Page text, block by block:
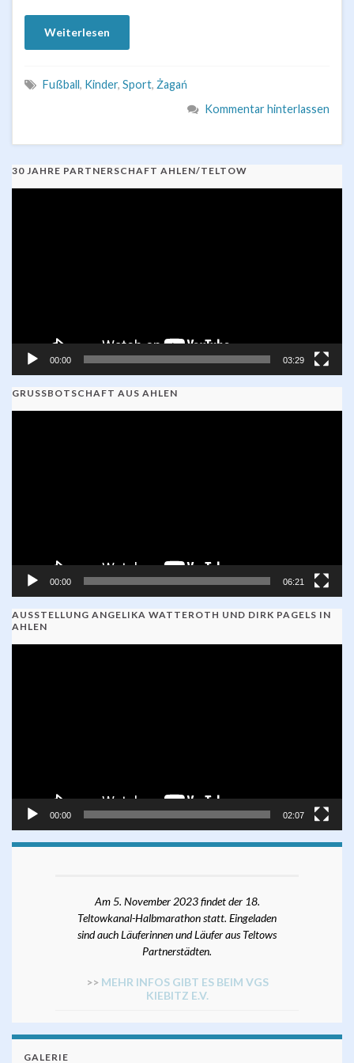
Weiterlesen
Fußball, Kinder, Sport, Żagań
Kommentar hinterlassen
30 JAHRE PARTNERSCHAFT AHLEN/TELTOW
00:00 03:29
GRUSSBOTSCHAFT AUS AHLEN
00:00 06:21
AUSSTELLUNG ANGELIKA WATTEROTH UND DIRK PAGELS IN
AHLEN
00:00 02:07
Am 5. November 2023 findet der 18.
Teltowkanal-Halbmarathon statt. Eingeladen
sind auch Läuferinnen und Läufer aus Teltows
Partnerstädten.
>> MEHR INFOS GIBT ES BEIM VGS
KIEBITZ E.V.
GALERIE